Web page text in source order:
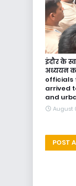
इंदौर के
अध्ययन
officials
arrived
and
August
POST